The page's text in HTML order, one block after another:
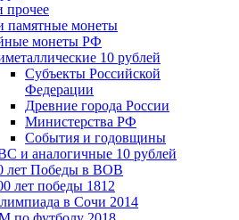
прочее
монеты
монеты РФ
10 рублей
Субъекты Российской
Федерации
Древние города России
Министерства РФ
События и годовщины
и аналогичные 10 рублей
лет Победы в ВОВ
лет победы 1812
в Сочи 2014